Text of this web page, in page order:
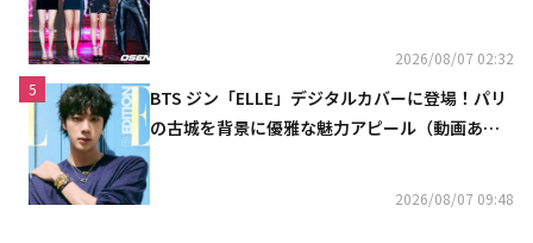
2026/08/07 02:32
5
BTS ジン「ELLE」デジタルカバーに登場！パリ
の古城を背景に優雅な魅力アピール（動画あ
2026/08/07 09:48